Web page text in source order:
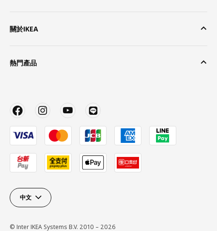
關於IKEA
熱門產品
中文
© Inter IKEA Systems B.V. 2010 – 2026